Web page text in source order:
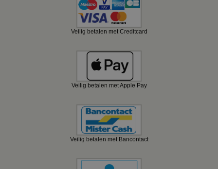
Veilig betalen met Creditcard
Veilig betalen met Apple Pay
Veilig betalen met Bancontact